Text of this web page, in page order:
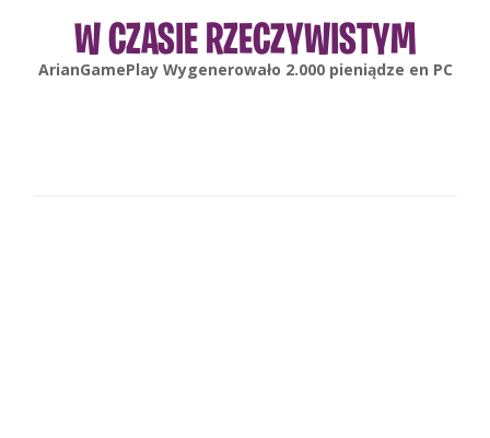
W CZASIE RZECZYWISTYM
gonsabellaWygenerowało6.000pieniądze enAndroid